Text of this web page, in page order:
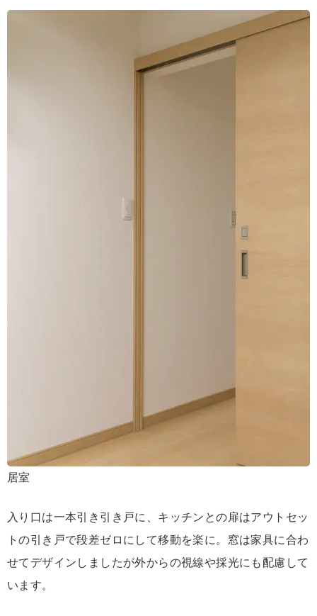
居室
入り口は一本引き引き戸に、キッチンとの扉はアウトセッ
トの引き戸で段差ゼロにして移動を楽に。窓は家具に合わ
せてデザインしましたが外からの視線や採光にも配慮して
います。